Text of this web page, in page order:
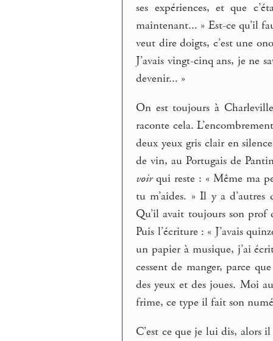
ses expériences, et que
maintenant... » Est-ce qu’il
veut dire doigts, c’est une
J’avais vingt-cinq ans, je ne
devenir... »
On est toujours à
raconte cela.
deux yeux gris clair en
de vin, au Portugais de
voirqui reste : « Même ma
tu m’aides. » Il y a
Qu’il avait toujours son prof
Puis l’écriture : « J’avais
un papier à musique, j’ai
cessent de manger, parce
des yeux et des joues. Moi
frime, ce type il fait son
C’est ce que je lui dis, alors